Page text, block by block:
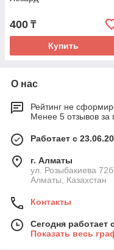
400 ₸
Купить
О нас
Рейтинг не
Менее 5 отзывов за
Работает с
г. Алматы
ул. Розыбакиева
Алматы, Казахстан
Контакты
Сегодня работает
Показать весь